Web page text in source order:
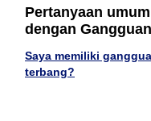
Pertanyaan
dengan
Saya memiliki
terbang?